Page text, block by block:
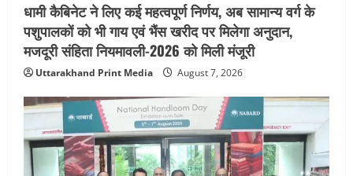
धामी कैबिनेट ने लिए कई महत्वपूर्ण निर्णय, अब सामान्य वर्ग के
पशुपालकों को भी गाय एवं भैंस खरीद पर मिलेगा अनुदान,
मजदूरी संहिता नियमावली-2026 को मिली मंजूरी
Uttarakhand Print Media August 7, 2026